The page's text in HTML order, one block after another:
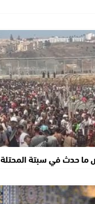
حدث في سبتة المحتلة